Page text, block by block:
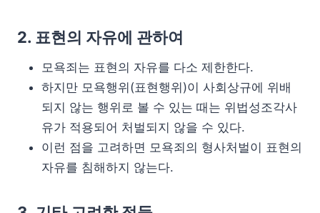
2. 표현의 자유에 관하여
모욕죄는 표현의 자유를 다소 제한한다.
하지만 모욕행위(표현행위)이 사회상규에 위배
되지 않는 행위로 볼 수 있는 때는 위법성조각사
유가 적용되어 처벌되지 않을 수 있다.
이런 점을 고려하면 모욕죄의 형사처벌이 표현의
자유를 침해하지 않는다.